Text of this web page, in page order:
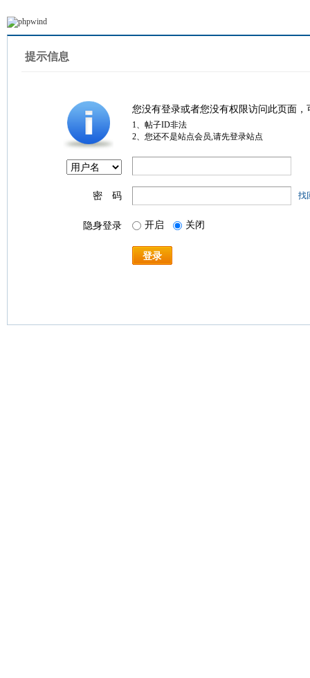
提示信息
您没有登录或者您没有权限访问此页面
1、帖子ID非法
2、您还不是站点会员,请先登录站点
密 码 找
隐身登录 开启 关闭
登录